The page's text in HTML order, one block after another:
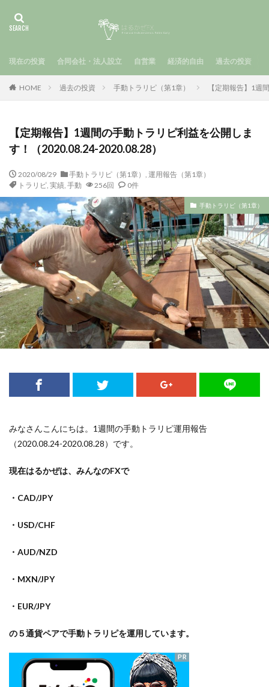
現在の投資 合同会社・法人設立 自営業 経済的自由 過去の投資
HOME 過去の投資 手動トラリピ（第1章） 【定期報告】1週
【定期報告】1週間の手動トラリピ利益を公開しま
す！（2020.08.24-2020.08.28）
2020/08/29 手動トラリピ（第1章） , 運用報告（第1章）
トラリピ, 実績, 手動 256回 0件
手動トラリピ（第1章）
みなさんこんにちは。1週間の手動トラリピ運用報告
（2020.08.24-2020.08.28）です。
現在はるかぜは、みんなのFXで
・CAD/JPY
・USD/CHF
・AUD/NZD
・MXN/JPY
・EUR/JPY
の５通貨ペアで手動トラリピを運用しています。